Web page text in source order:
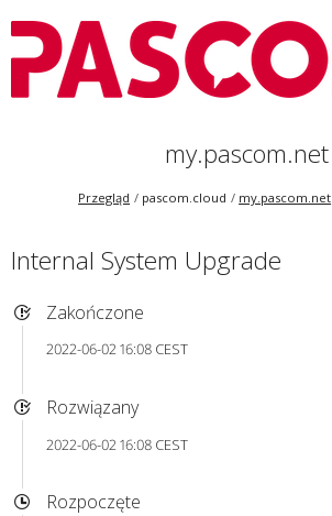
my.pascom.net
Przegląd pascom.cloud my.pascom.net
Internal System Upgrade
Zakończone
2022-06-02 16:08 CEST
Rozwiązany
2022-06-02 16:08 CEST
Rozpoczęte